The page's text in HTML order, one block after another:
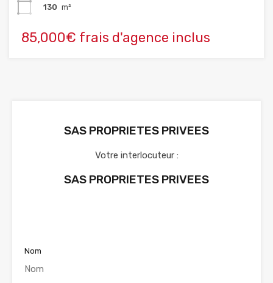
130 m²
85,000€ frais d'agence inclus
SAS PROPRIETES PRIVEES
Votre interlocuteur :
SAS PROPRIETES PRIVEES
Nom